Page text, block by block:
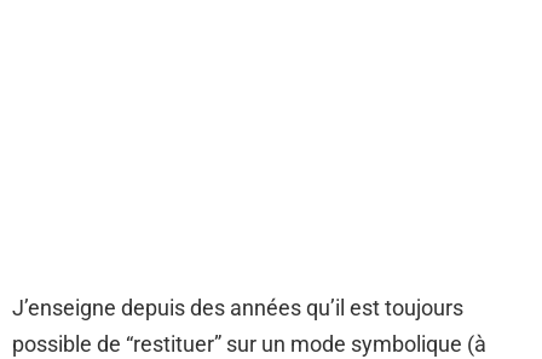
J’enseigne depuis des années qu’il est toujours
possible de “restituer” sur un mode symbolique (à